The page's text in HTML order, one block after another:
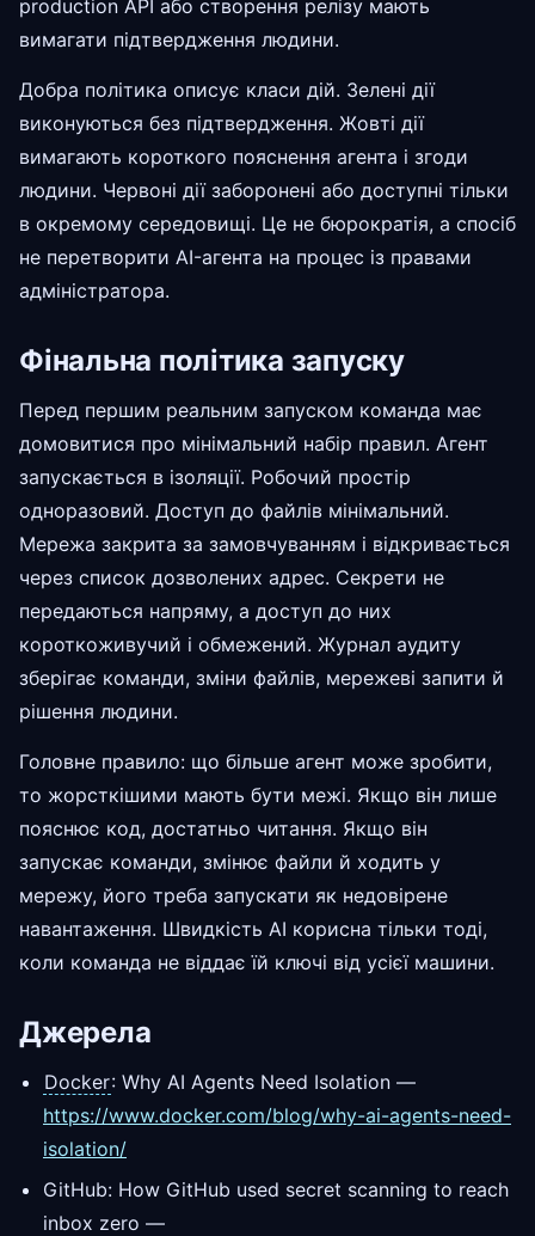
production API або створення релізу мають
вимагати підтвердження людини.
Добра політика описує класи дій. Зелені дії
виконуються без підтвердження. Жовті дії
вимагають короткого пояснення агента і згоди
людини. Червоні дії заборонені або доступні тільки
в окремому середовищі. Це не бюрократія, а спосіб
не перетворити AI-агента на процес із правами
адміністратора.
Фінальна політика запуску
Перед першим реальним запуском команда має
домовитися про мінімальний набір правил. Агент
запускається в ізоляції. Робочий простір
одноразовий. Доступ до файлів мінімальний.
Мережа закрита за замовчуванням і відкривається
через список дозволених адрес. Секрети не
передаються напряму, а доступ до них
короткоживучий і обмежений. Журнал аудиту
зберігає команди, зміни файлів, мережеві запити й
рішення людини.
Головне правило: що більше агент може зробити,
то жорсткішими мають бути межі. Якщо він лише
пояснює код, достатньо читання. Якщо він
запускає команди, змінює файли й ходить у
мережу, його треба запускати як недовірене
навантаження. Швидкість AI корисна тільки тоді,
коли команда не віддає їй ключі від усієї машини.
Джерела
Docker: Why AI Agents Need Isolation —
https://www.docker.com/blog/why-ai-agents-need-
isolation/
GitHub: How GitHub used secret scanning to reach
inbox zero —